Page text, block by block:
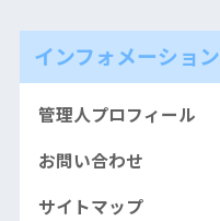
インフォメーション
管理人プロフィール
お問い合わせ
サイトマップ